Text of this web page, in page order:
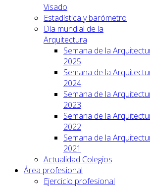
Visado
Estadística y barómetro
Día mundial de la
Arquitectura
Semana de la
2025
Semana de la
2024
Semana de la
2023
Semana de la
2022
Semana de la
2021
Actualidad Colegios
Área profesional
Ejercicio profesional